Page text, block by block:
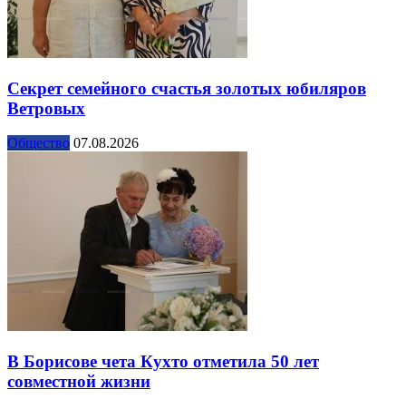
Секрет семейного счастья золотых юбиляров
Ветровых
Общество 07.08.2026
В Борисове чета Кухто отметила 50 лет
совместной жизни